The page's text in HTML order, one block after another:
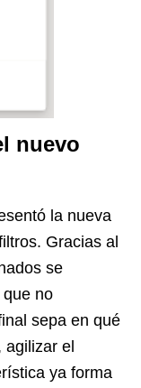
nuevo
la nueva
Gracias al
se
no
sepa en qué
el
ya forma